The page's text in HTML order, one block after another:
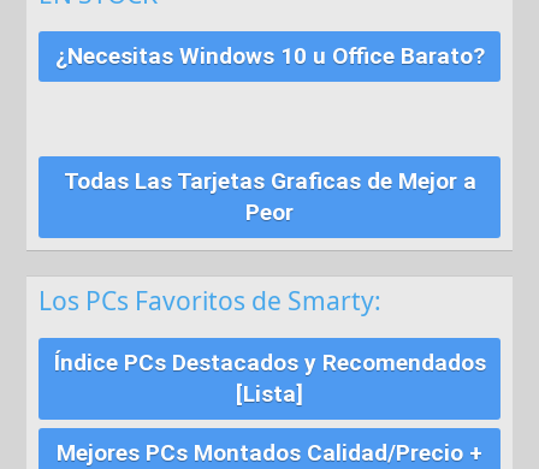
¿Necesitas Windows 10 u Office Barato?
Todas Las Tarjetas Graficas de Mejor a
Peor
Los PCs Favoritos de Smarty:
Índice PCs Destacados y Recomendados
[Lista]
Mejores PCs Montados Calidad/Precio +